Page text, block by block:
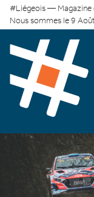
#Liégeois — Magazine
Nous sommes le 9